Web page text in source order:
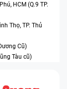
HCM (Q.9 TP.
Thọ, TP. Thủ
Cũ)
Tàu cũ)